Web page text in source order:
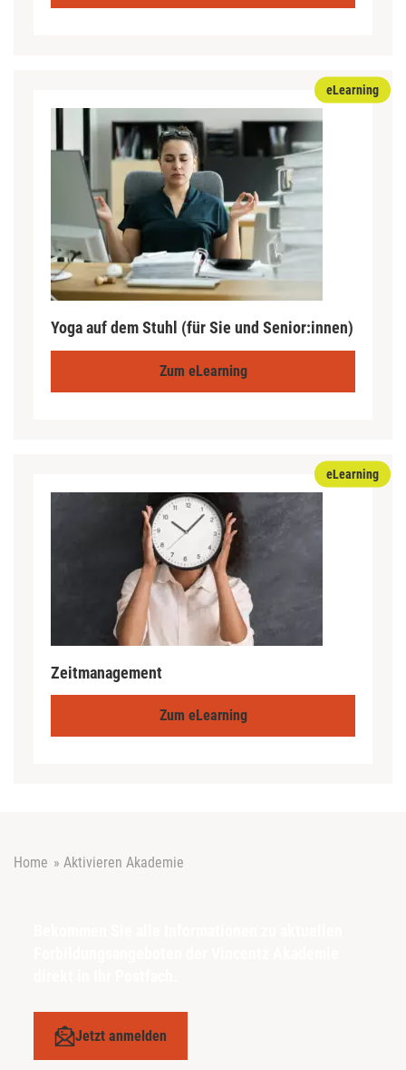
eLearning
Yoga auf dem Stuhl (für Sie und Senior:innen)
Zum eLearning
eLearning
Zeitmanagement
Zum eLearning
Home » Aktivieren Akademie
Jetzt anmelden